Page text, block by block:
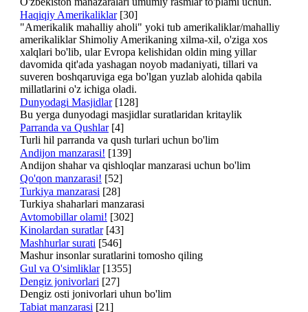
Haqiqiy Amerikaliklar [30]
"Amerikalik mahalliy aholi" yoki tub amerikaliklar/mahalliy
amerikaliklar Shimoliy Amerikaning xilma-xil, o'ziga xos
xalqlari bo'lib, ular Evropa kelishidan oldin ming yillar
davomida qit'ada yashagan noyob madaniyati, tillari va
suveren boshqaruviga ega bo'lgan yuzlab alohida qabila
millatlarini o'z ichiga oladi.
Dunyodagi Masjidlar [128]
Bu yerga dunyodagi masjidlar suratlaridan kritaylik
Parranda va Qushlar [4]
Turli hil parranda va qush turlari uchun bo'lim
Andijon manzarasi! [139]
Andijon shahar va qishloqlar manzarasi uchun bo'lim
Qo'qon manzarasi! [52]
Turkiya manzarasi [28]
Turkiya shaharlari manzarasi
Avtomobillar olami! [302]
Kinolardan suratlar [43]
Mashhurlar surati [546]
Mashur insonlar suratlarini tomosho qiling
Gul va O'simliklar [1355]
Dengiz jonivorlari [27]
Dengiz osti jonivorlari uhun bo'lim
Tabiat manzarasi [21]